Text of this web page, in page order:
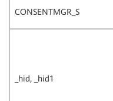
CONSENTMGR_S
_hid, _hid1